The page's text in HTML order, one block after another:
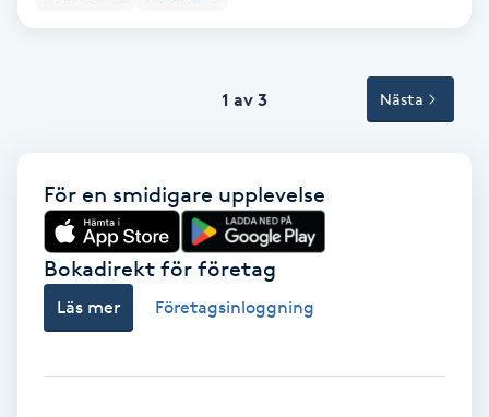
Vampyrbehandling
Vaxning
1 av 3 Nästa
För en smidigare upplevelse
Bokadirekt för företag
Läs mer Företagsinloggning